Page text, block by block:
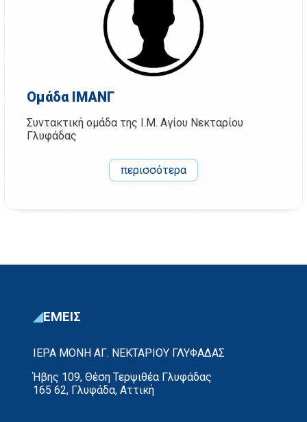
Ομάδα ΙΜΑΝΓ
Συντακτική ομάδα της Ι.Μ. Αγίου Νεκταρίου
Γλυφάδας
περισσότερα
ΕΜΕΙΣ
ΙΕΡΑ ΜΟΝΗ ΑΓ. ΝΕΚΤΑΡΙΟΥ ΓΛΥΦΑΔΑΣ
Ήβης 109, Θέση Τερψιθέα Γλυφάδας
165 62, Γλυφάδα, Αττική